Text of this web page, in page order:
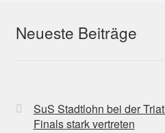
Neueste Beiträge
SuS Stadtlohn bei der
Finals stark vertreten